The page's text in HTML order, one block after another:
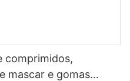
comprimidos,
mascar e gomas